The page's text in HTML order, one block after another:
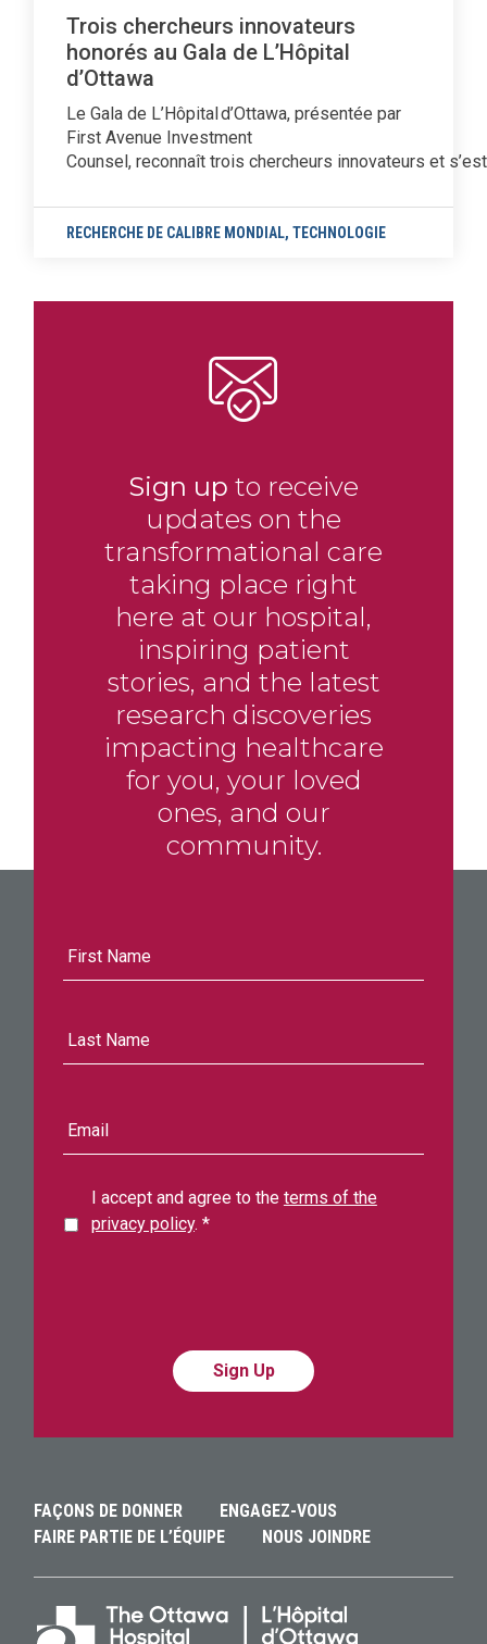
Trois chercheurs innovateurs
honorés au Gala de L’Hôpital
d’Ottawa
Le Gala de L’Hôpital d’Ottawa, présentée par
First Avenue Investment
Counsel, reconnaît trois chercheurs innovateurs et
RECHERCHE DE CALIBRE MONDIAL,TECHNOLOGIE
Sign up to receive
updates on the
transformational care
taking place right
here at our hospital,
inspiring patient
stories, and the latest
research discoveries
impacting healthcare
for you, your loved
ones, and our
community.
mail
address
I accept and agree to the terms of the
privacy policy. *
FAÇONS DE DONNER
ENGAGEZ-VOUS
FAIRE PARTIE DE L’ÉQUIPE
NOUS JOINDRE